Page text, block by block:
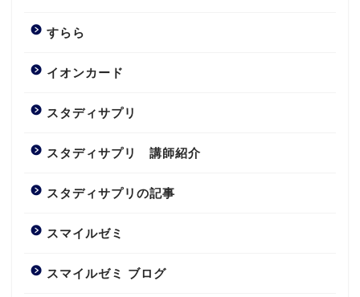
すらら
イオンカード
スタディサプリ
スタディサプリ 講師紹介
スタディサプリの記事
スマイルゼミ
スマイルゼミ ブログ